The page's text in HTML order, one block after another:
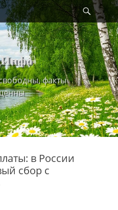
факты
в России
сбор с